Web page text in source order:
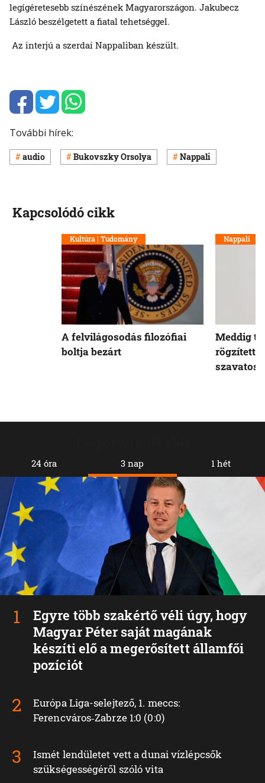
legígéretesebb színészének Magyarországon. Jakubecz
László beszélgetett a fiatal tehetséggel.
Az interjú a szerdai Nappaliban készült.
További hírek:
audio Bukovszky Orsolya Nappali
24 óra 3 nap
Egyre több szakértő véli úgy, hogy
Magyar Péter saját magának
készíti elő a megerősített államfői
pozíciót
Európa Liga-selejtező, 1. meccs:
Ferencváros‑Zabrze 1:0 (0:0)
Ismét lendületet vett a dunai vízlépcsők
szükségességéről szóló vita
1 hét
Kapcsolódó cikk
Kultúra | Tudomány
A felvilágosodás filozófiai
boltja bezárt
Nappali
Meddig
rögzített